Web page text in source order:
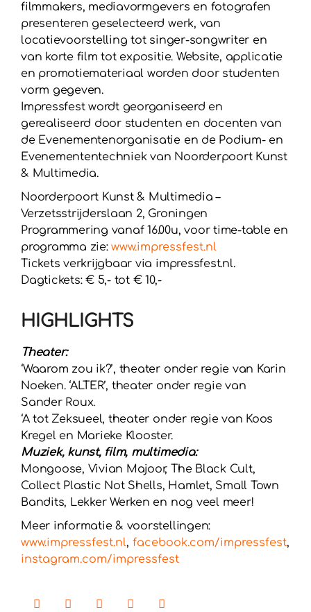
filmmakers, mediavormgevers en fotografen
presenteren geselecteerd werk, van
locatievoorstelling tot singer-songwriter en
van korte film tot expositie. Website, applicatie
en promotiemateriaal worden door studenten
vorm gegeven.
Impressfest wordt georganiseerd en
gerealiseerd door studenten en docenten van
de Evenementenorganisatie en de Podium- en
Evenemententechniek van Noorderpoort Kunst
& Multimedia.
Noorderpoort Kunst & Multimedia –
Verzetsstrijderslaan 2, Groningen
Programmering vanaf 16.00u, voor time-table en
programma zie:www.impressfest.nl
Tickets verkrijgbaar via impressfest.nl.
Dagtickets: € 5,- tot € 10,-
HIGHLIGHTS
Theater:
‘Waarom zou ik?’, theater onder regie van Karin
Noeken. ‘ALTER’, theater onder regie van
Sander Roux.
‘A tot Zeksueel, theater onder regie van Koos
Kregel en Marieke Klooster.
Muziek, kunst, film, multimedia:
Mongoose, Vivian Majoor, The Black Cult,
Collect Plastic Not Shells, Hamlet, Small Town
Bandits, Lekker Werken en nog veel meer!
Meer informatie & voorstellingen:
www.impressfest.nl, facebook.com/impressfest,
instagram.com/impressfest